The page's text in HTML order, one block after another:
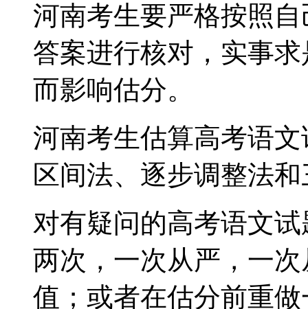
河南考生要严格按照
答案进行核对，实事
而影响估分。
河南考生估算高考语
区间法、逐步调整法
对有疑问的高考语文
两次，一次从严，一
值；或者在估分前重